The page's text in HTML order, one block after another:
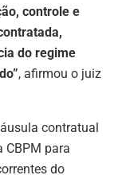
controle e
do regime
, afirmou o juiz
contratual
CBPM para
do